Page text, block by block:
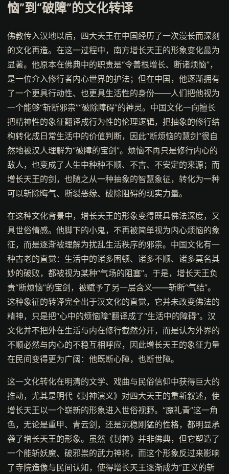
恼”到“破障”的文化转译
佛教传入汉地以后，四大天王在中国经历了一次漫长而深刻
的文化再造。在这一过程中，南方增长天王的形象变化最为
显著。他原本在佛典中的职责是“令善根增长、断诸烦恼”，
是一位介入修行者内心世界的护法；但在中国，他逐渐拥有
了一个更具行动性、也更具生活性的身份——人们把他视为
一个能够“斩断邪祟”“破除障碍”的神灵。中国文化一向擅长
把精神性的象征翻译成行为性的伦理逻辑，把抽象的修行结
构转化成日常生活中的价值判断，因此“断烦恼的慧剑”很自
然地被汉人理解为“破障的宝剑”。烦恼不再只是修行内心的
敌人，也变成了人生中种种不顺、不吉、不安定的来源；而
增长天王的剑，也随之从一种抽象的智慧象征，转化为一种
可以斩除晦气、断裂恶缘、破除阻碍的现实力量。
在这种文化背景中，增长天王的形象变得既具佛法深度，又
具世俗情感。他脚下的小鬼，不再被简单视为内心烦恼的象
征，而是逐渐被理解为扰乱生活秩序的邪祟。中国文化有一
种古老的直觉：生活中的诸多困顿、诸多不顺、诸多莫名其
妙的破败，都被视为某种“气场的阻塞”。于是，增长天王负
责“断烦恼”的宝剑，被赋予了另一层含义——斩断“气结”。
这种象征的转译完全出于汉文化的直觉，它并未改变佛法的
精神，只是把“心中的烦恼障”翻译成了“生活中的障碍”。汉
文化并不把外在生活与内在修行截然分开，而是认为外界的
不顺必然与内心的不稳互相呼应，因此增长天王的象征力量
在民间变得更为广阔：他既断心障，也断世障。
这一文化转化在明清的文学、戏曲与民俗信仰中获得巨大的
推动，尤其是明代《封神演义》对四大天王的重新叙述，使
增长天王以一个崭新的形象进入世俗视野。“魔礼青”这一角
色，无论是重甲、青云剑，还是沉稳刚猛的性格，都明显承
袭了增长天王的形象。虽然《封神》并非佛典，但它塑造了
一个能斩妖魔、破邪祟的武力神将，而这个形象反过来影响
了寺院造像与民间认知，使得增长天王逐渐成为“正义的斩